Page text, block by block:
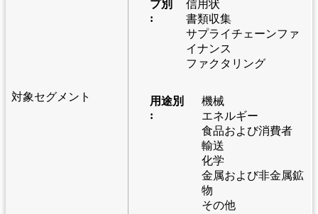
対象セグメント
プ別
:
信用状
書類収集
サプライチェーンファ
イナンス
ファクタリング
用途別
:
機械
エネルギー
食品および消費者
輸送
化学
金属および非金属鉱
物
その他